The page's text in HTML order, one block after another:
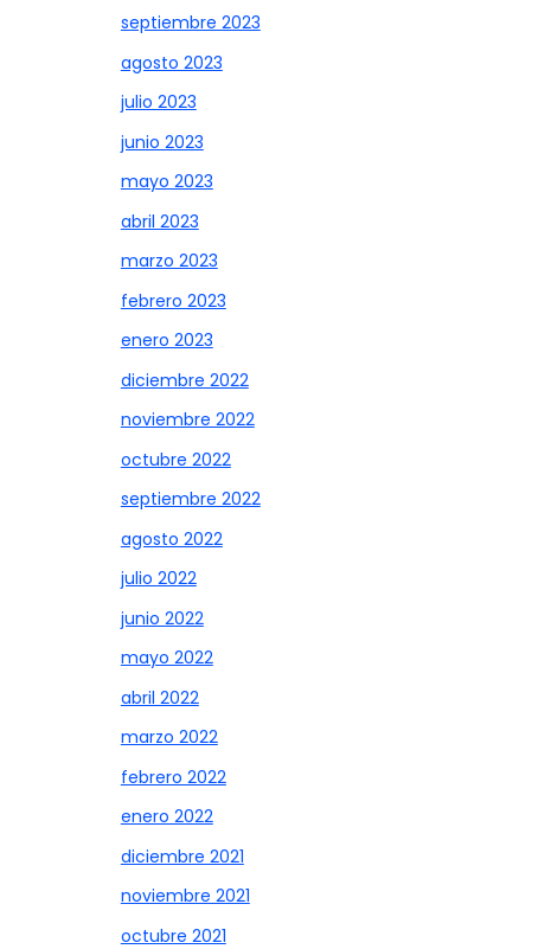
septiembre 2023
agosto 2023
julio 2023
junio 2023
mayo 2023
abril 2023
marzo 2023
febrero 2023
enero 2023
diciembre 2022
noviembre 2022
octubre 2022
septiembre 2022
agosto 2022
julio 2022
junio 2022
mayo 2022
abril 2022
marzo 2022
febrero 2022
enero 2022
diciembre 2021
noviembre 2021
octubre 2021